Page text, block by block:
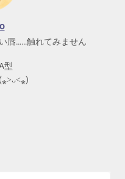
唇……触れてみません
型